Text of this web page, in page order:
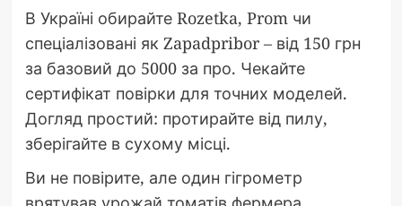
В Україні обирайте Rozetka, Prom чи
спеціалізовані як Zapadpribor – від 150 грн
за базовий до 5000 за про. Чекайте
сертифікат повірки для точних моделей.
Догляд простий: протирайте від пилу,
зберігайте в сухому місці.
Ви не повірите, але один гігрометр